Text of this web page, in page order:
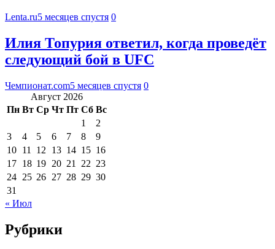
Lenta.ru5 месяцев спустя 0
Илия Топурия ответил, когда проведёт
следующий бой в UFC
Чемпионат.com5 месяцев спустя 0
Август 2026
Пн Вт Ср Чт Пт Сб Вс
1
2
3
4 5 6 7 8
9
10 11 12 13 14 15 16
17 18 19 20 21 22 23
24 25 26 27 28 29 30
31
« Июл
Рубрики